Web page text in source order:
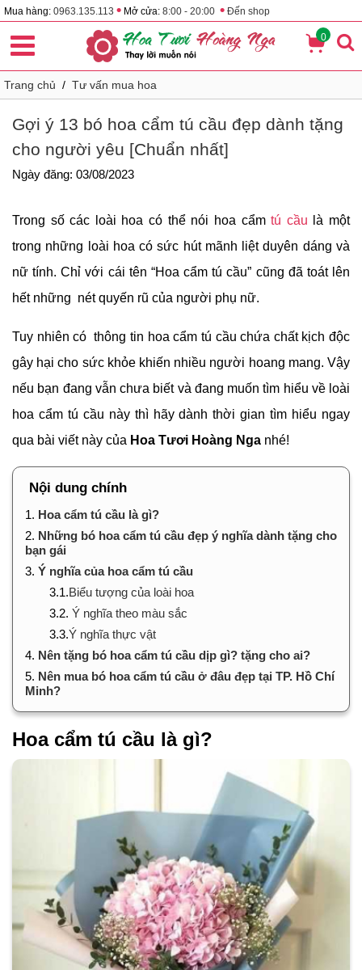
Mua hàng: 0963.135.113 • Mở cửa: 8:00 - 20:00 • Đến shop
0
Trang chủ / Tư vấn mua hoa
Gợi ý 13 bó hoa cẩm tú cầu đẹp dành tặng
cho người yêu [Chuẩn nhất]
Ngày đăng: 03/08/2023
Trong số các loài hoa có thể nói hoa cẩmtú cầu là một
trong những loài hoa có sức hút mãnh liệt duyên dáng và
nữ tính. Chỉ với cái tên “Hoa cẩm tú cầu” cũng đã toát lên
hết những nét quyến rũ của người phụ nữ.
Tuy nhiên có thông tin hoa cẩm tú cầu chứa chất kịch độc
gây hại cho sức khỏe khiến nhiều người hoang mang. Vậy
nếu bạn đang vẫn chưa biết và đang muốn tìm hiểu về loài
hoa cẩm tú cầu này thì hãy dành thời gian tìm hiểu ngay
qua bài viết này của Hoa Tươi Hoàng Nga nhé!
Nội dung chính
1. Hoa cẩm tú cầu là gì?
2. Những bó hoa cẩm tú cầu đẹp ý nghĩa dành tặng cho
bạn gái
3. Ý nghĩa của hoa cẩm tú cầu
3.1.Biểu tượng của loài hoa
3.2. Ý nghĩa theo màu sắc
3.3.Ý nghĩa thực vật
4. Nên tặng bó hoa cẩm tú cầu dịp gì? tặng cho ai?
5. Nên mua bó hoa cẩm tú cầu ở đâu đẹp tại TP. Hồ Chí
Minh?
Hoa cẩm tú cầu là gì?